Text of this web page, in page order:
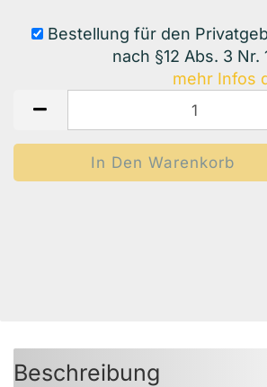
Bestellung für den
nach §12 Abs. 3 Nr.
mehr Infos
Beschreibung